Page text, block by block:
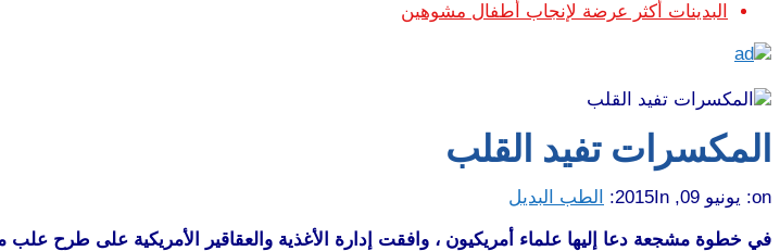
البدينات أكثر عرضة لإنجاب أطفال مشوهين
المكسرات تفيد القلب
on: يونيو 09, 2015 In: الطب البديل
في خطوة مشجعة دعا إليها علماء أمريكيون ، وافقت إدارة الأغذية والعقاقير الأمريكية على طرح